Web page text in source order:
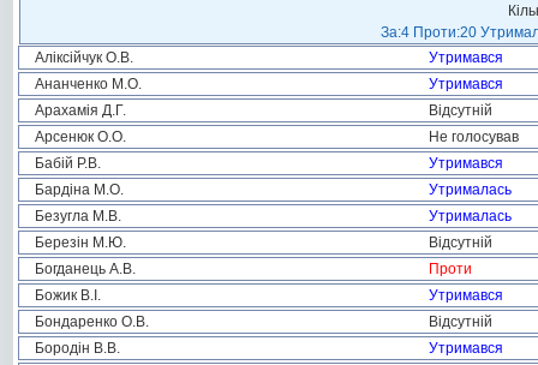
За:4 Проти:20
Аліксійчук О.В.
Утримався
Ананченко М.О.
Утримався
Арахамія Д.Г.
Відсутній
Арсенюк О.О.
Не голосував
Бабій Р.В.
Утримався
Бардіна М.О.
Утрималась
Безугла М.В.
Утрималась
Березін М.Ю.
Відсутній
Богданець А.В.
Проти
Божик В.І.
Утримався
Бондаренко О.В.
Відсутній
Бородін В.В.
Утримався